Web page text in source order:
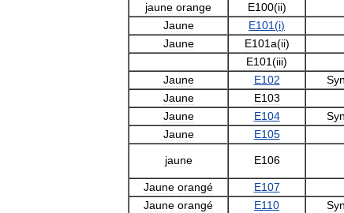
jaune orange E100(ii)
Jaune
E101(i)
Jaune
E101a(ii)
E101(iii)
Jaune
E102
Jaune
E103
Jaune
E104
Jaune
E105
jaune E106
Jaune orangé E107
Jaune orangé E110